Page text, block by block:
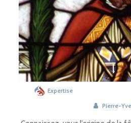
Expertise
Pierre-